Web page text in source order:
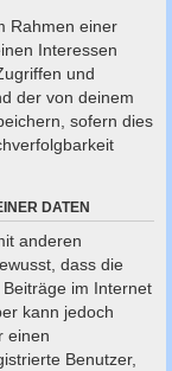
Rahmen einer
Interessen
und
der von deinem
sofern dies
DATEN
anderen
dass die
im Internet
kann jedoch
einen
Benutzer,